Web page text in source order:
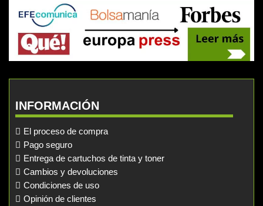
INFORMACIÓN
El proceso de compra
Pago seguro
Entrega de cartuchos de tinta y toner
Cambios y devoluciones
Condiciones de uso
Opinión de clientes